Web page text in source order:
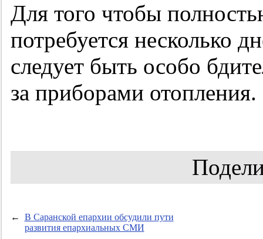
Для того чтобы
потребуется несколько
следует быть особо
за приборами отопления.
←
В Саранской епархии обсудили пути
развития епархиальных СМИ